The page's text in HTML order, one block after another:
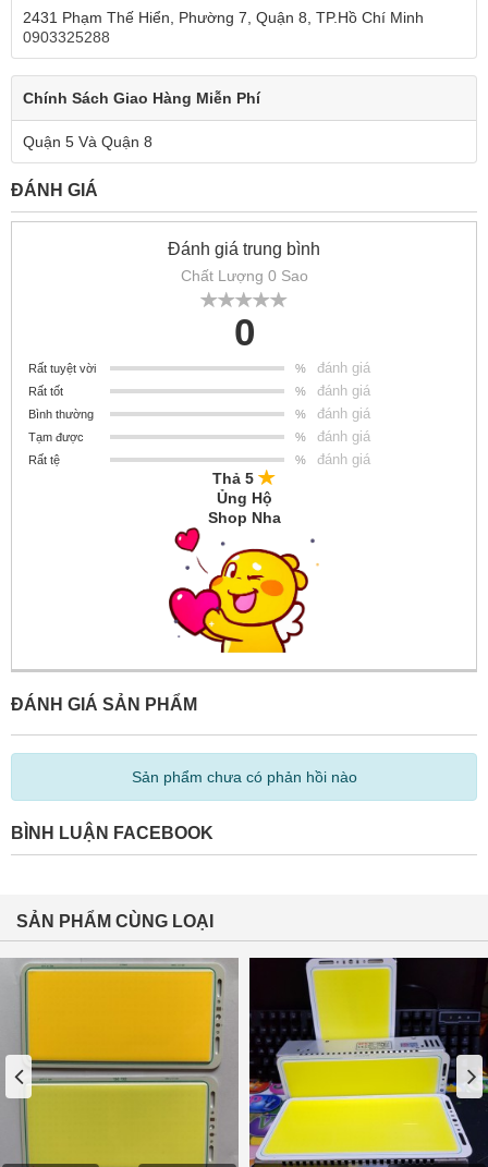
2431 Phạm Thế Hiển, Phường 7, Quận 8, TP.Hồ Chí Minh
0903325288
Chính Sách Giao Hàng Miễn Phí
Quận 5 Và Quận 8
ĐÁNH GIÁ
Đánh giá trung bình
Chất Lượng 0 Sao
0
Rất tuyệt vời % đánh giá
Rất tốt % đánh giá
Bình thường % đánh giá
Tạm được % đánh giá
Rất tệ % đánh giá
Thả 5
Ủng Hộ
Shop Nha
ĐÁNH GIÁ SẢN PHẨM
Sản phẩm chưa có phản hồi nào
BÌNH LUẬN FACEBOOK
SẢN PHẨM CÙNG LOẠI